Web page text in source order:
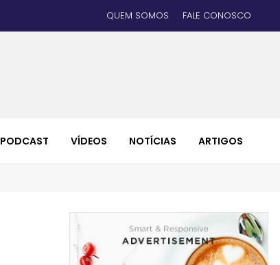
QUEM SOMOS FALE CONOSCO
PODCAST VÍDEOS NOTÍCIAS ARTIGOS